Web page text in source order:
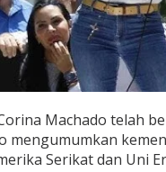
Machado telah
mengumumkan
Serikat dan Uni